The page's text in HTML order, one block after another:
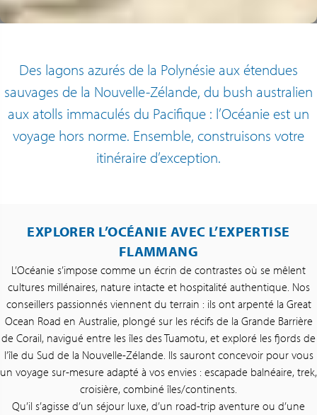
Des lagons azurés de la Polynésie aux étendues
sauvages de la Nouvelle-Zélande, du bush australien
aux atolls immaculés du Pacifique : l’Océanie est un
voyage hors norme. Ensemble, construisons votre
itinéraire d’exception.
EXPLORER L’OCÉANIE AVEC L’EXPERTISE
FLAMMANG
L’Océanie s’impose comme un écrin de contrastes où se mêlent
cultures millénaires, nature intacte et hospitalité authentique. Nos
conseillers passionnés viennent du terrain : ils ont arpenté la Great
Ocean Road en Australie, plongé sur les récifs de la Grande Barrière
de Corail, navigué entre les îles des Tuamotu, et exploré les fjords de
l’île du Sud de la Nouvelle-Zélande. Ils sauront concevoir pour vous
un voyage sur-mesure adapté à vos envies : escapade balnéaire, trek,
croisière, combiné îles/continents.
Qu’il s’agisse d’un séjour luxe, d’un road-trip aventure ou d’une